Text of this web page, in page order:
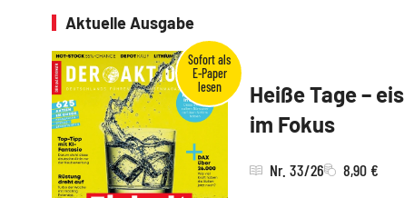
Aktuelle Ausgabe
Heiße Tage –
im Fokus
Nr. 33/26 8,90 €